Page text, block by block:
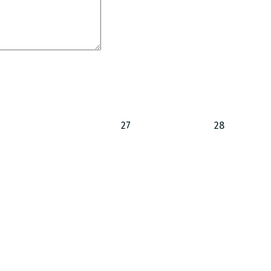
27 28